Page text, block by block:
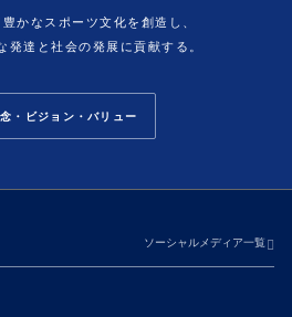
かなスポーツ文化を創造し、
発達と社会の発展に貢献する。
・ビジョン・バリュー
ソーシャルメディア一覧